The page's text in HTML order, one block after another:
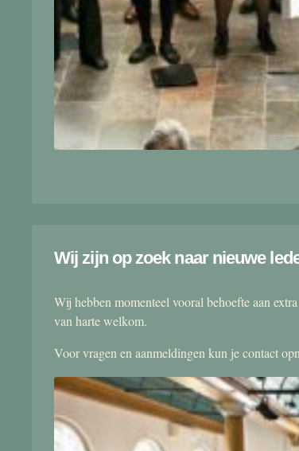
Wij zijn op zoek naar nieuwe
Wij hebben momenteel vooral behoefte aan
van harte welkom.
Voor vragen en aanmeldingen kun je contact